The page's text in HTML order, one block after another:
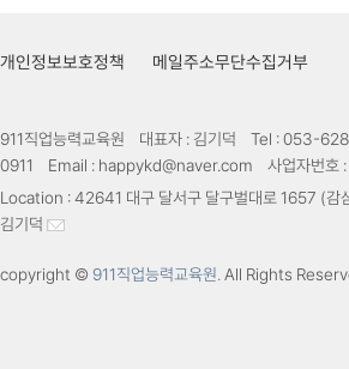
개인정보보호정책 메일주소무단수집거부
911직업능력교육원 대표자 : 김기덕 Tel :053-
0911
Email : happykd@naver.com 사업자번호 :
Location :42641 대구 달서구 달구벌대로 1657 (감
김기덕
copyright © 911직업능력교육원. All Rights